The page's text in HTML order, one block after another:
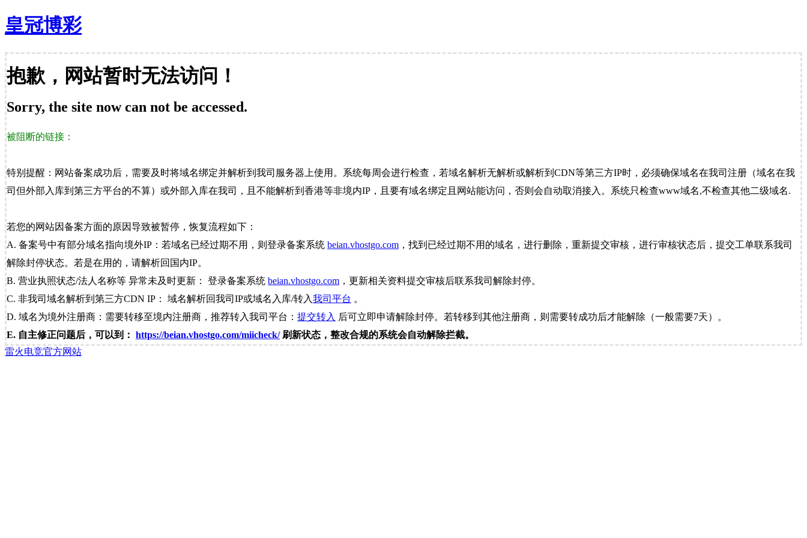
皇冠博彩
抱歉，网站暂时无法访问！
Sorry, the site now can not be accessed.
被阻断的链接：
特别提醒：网站备案成功后，需要及时将域名绑定并解析到我司服务器上使用。系统每周会进行检查，若域名解析无解析或解析到CDN等第三方IP时，必须确保域名在我司注册（域名在我
司但外部入库到第三方平台的不算）或外部入库在我司，且不能解析到香港等非境内IP，且要有域名绑定且网站能访问，否则会自动取消接入。系统只检查www域名,不检查其他二级域名.
若您的网站因备案方面的原因导致被暂停，恢复流程如下：
A. 备案号中有部分域名指向境外IP：若域名已经过期不用，则登录备案系统 beian.vhostgo.com ，找到已经过期不用的域名，进行删除，重新提交审核，进行审核状态后，提交工单联系我司
解除封停状态。若是在用的，请解析回国内IP。
B. 营业执照状态/法人名称等 异常未及时更新： 登录备案系统 beian.vhostgo.com ，更新相关资料提交审核后联系我司解除封停。
C. 非我司域名解析到第三方CDN IP： 域名解析回我司IP或域名入库/转入我司平台 。
D. 域名为境外注册商：需要转移至境内注册商，推荐转入我司平台： 提交转入 后可立即申请解除封停。若转移到其他注册商，则需要转成功后才能解除（一般需要7天）。
E. 自主修正问题后，可以到： https://beian.vhostgo.com/miicheck/刷新状态，整改合规的系统会自动解除拦截。
雷火电竞官方网站